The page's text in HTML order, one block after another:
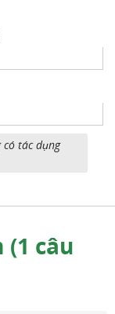
tác dụng
(1 câu